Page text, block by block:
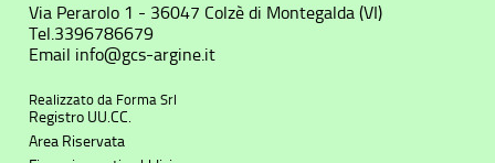
Via Perarolo 1 - 36047 Colzè di Montegalda (VI)
Tel.3396786679
Email info@gcs-argine.it
Realizzato da Forma Srl
Registro UU.CC.
Area Riservata